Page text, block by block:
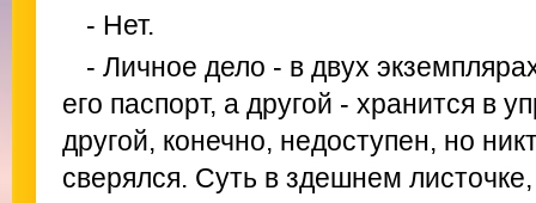
- Нет.
- Личное дело - в двух
его паспорт, а другой - хранится в
другой, конечно, недоступен, но
сверялся. Суть в здешнем